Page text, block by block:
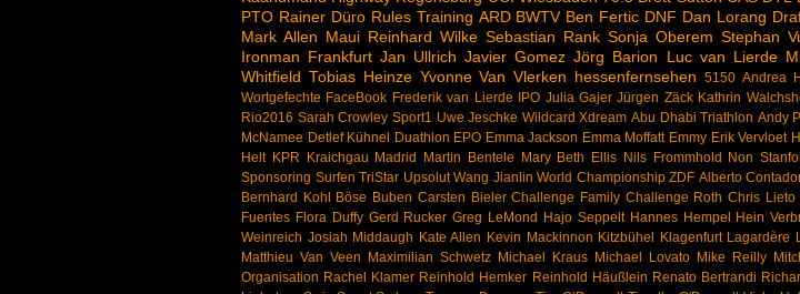
PTO Rainer Düro Rules Training ARD BWTV Ben Fertic DNF Dan Lorang
Mark Allen
Maui Reinhard Wilke Sebastian Rank Sonja Oberem Stephan
Ironman Frankfurt Jan Ullrich Javier Gomez Jörg Barion Luc van Lierde
Whitfield Tobias Heinze Yvonne Van Vlerken hessenfernsehen 5150 Andrea
Wortgefechte FaceBook Frederik van Lierde IPO Julia Gajer Jürgen Zäck Kathrin
Rio2016 Sarah Crowley Sport1 Uwe Jeschke Wildcard Xdream Abu Dhabi Triathlon Andy
McNamee Detlef Kühnel Duathlon EPO Emma Jackson Emma Moffatt Emmy Erik Vervloet
Helt KPR Kraichgau Madrid Martin Bentele Mary Beth Ellis Nils Frommhold Non
Sponsoring Surfen TriStar Upsolut Wang Jianlin World Championship ZDF Alberto
Bernhard Kohl Böse Buben Carsten Bieler Challenge Family Challenge Roth Chris Lieto
Fuentes Flora Duffy Gerd Rucker Greg LeMond Hajo Seppelt Hannes Hempel Hein
Weinreich Josiah Middaugh Kate Allen Kevin Mackinnon Kitzbühel Klagenfurt Lagardère
Matthieu Van Veen Maximilian Schwetz Michael Kraus Michael Lovato Mike Reilly
Organisation Rachel Klamer Reinhold Hemker Reinhold Häußlein Renato Bertrandi